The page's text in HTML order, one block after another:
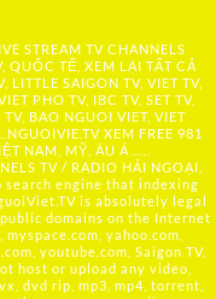
STREAM TV CHANNELS
QUỐC TẾ, XEM LẠI TẤT CẢ
LITTLE SAIGON TV, VIET TV,
PHO TV, IBC TV, SET TV,
BAO NGUOI VIET, VIET
NGUOIVIE.TV XEM FREE 981
NAM, MỸ, ÂU Á …..
TV / RADIO HẢI NGOẠI,
search engine that indexing
is absolutely legal
domains on the Internet
yahoo.com,
youtube.com, Saigon TV,
host or upload any video,
dvd rip, mp3, mp4, torrent,